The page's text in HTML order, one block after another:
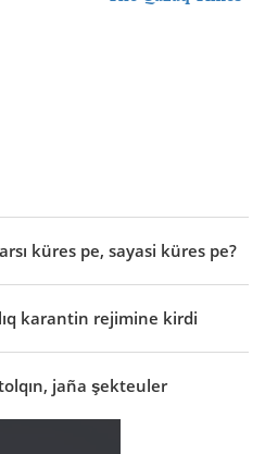
küres pe, sayasi küres pe?
karantin rejimine kirdi
jaña şekteuler